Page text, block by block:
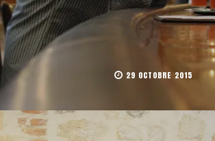
29 OCTOBRE 2015